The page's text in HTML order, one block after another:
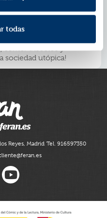
todas
a paso para hacer una
alien o a un ataque
comer insectos y
sociedad utópica!
Reyes, Madrid Tel. 916597350